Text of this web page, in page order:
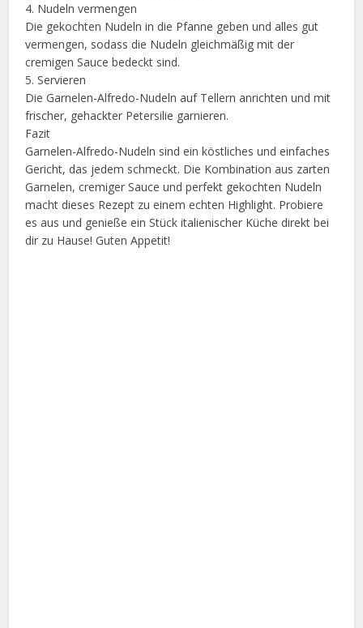
4. Nudeln vermengen
Die gekochten Nudeln in die Pfanne geben und alles gut
vermengen, sodass die Nudeln gleichmäßig mit der
cremigen Sauce bedeckt sind.
5. Servieren
Die Garnelen-Alfredo-Nudeln auf Tellern anrichten und mit
frischer, gehackter Petersilie garnieren.
Fazit
Garnelen-Alfredo-Nudeln sind ein köstliches und einfaches
Gericht, das jedem schmeckt. Die Kombination aus zarten
Garnelen, cremiger Sauce und perfekt gekochten Nudeln
macht dieses Rezept zu einem echten Highlight. Probiere
es aus und genieße ein Stück italienischer Küche direkt bei
dir zu Hause! Guten Appetit!